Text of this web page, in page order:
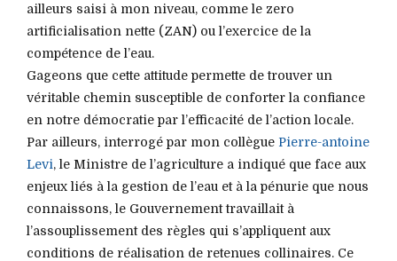
ailleurs saisi à mon niveau, comme le zero
artificialisation nette (ZAN) ou l’exercice de la
compétence de l’eau.
Gageons que cette attitude permette de trouver un
véritable chemin susceptible de conforter la confiance
en notre démocratie par l’efficacité de l’action locale.
Par ailleurs, interrogé par mon collègue Pierre-antoine
Levi, le Ministre de l’agriculture a indiqué que face aux
enjeux liés à la gestion de l’eau et à la pénurie que nous
connaissons, le Gouvernement travaillait à
l’assouplissement des règles qui s’appliquent aux
conditions de réalisation de retenues collinaires. Ce